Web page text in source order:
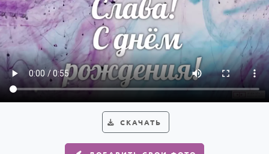
С Днем рождения
Юбилей
Свадьба
Годовщина свадьбы
Календарь праздников
Женщине
СКАЧАТЬ